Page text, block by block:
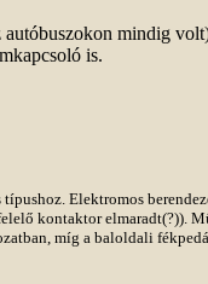
mindig
is.
típushoz. Elektromos
kontaktor elmaradt(?)).
míg a baloldali